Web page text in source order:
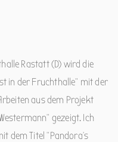
Rastatt (D) wird die
in der Fruchthalle“ mit der
aus dem Projekt
gezeigt. Ich
dem Titel “Pandora’s